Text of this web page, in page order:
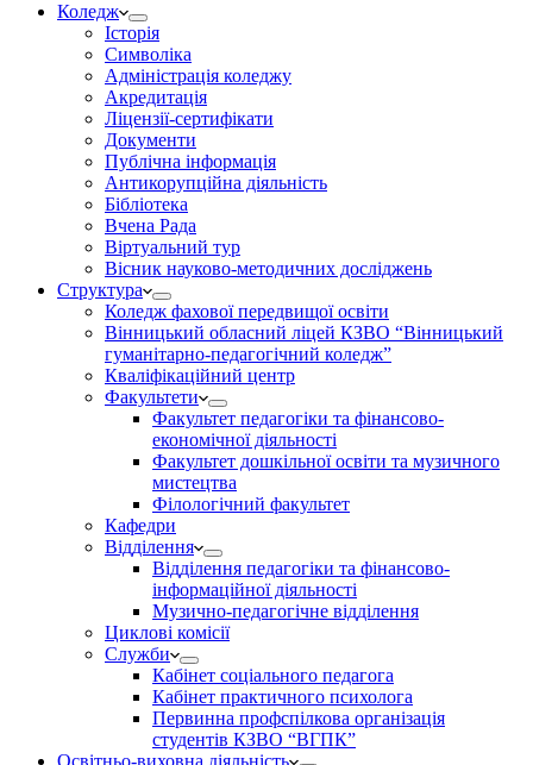
Коледж
Історія
Символіка
Адміністрація коледжу
Акредитація
Ліцензії-сертифікати
Документи
Публічна інформація
Антикорупційна діяльність
Бібліотека
Вчена Рада
Віртуальний тур
Вісник науково-методичних досліджень
Структура
Коледж фахової передвищої освіти
Вінницький обласний ліцей КЗВО “Вінницький
гуманітарно-педагогічний коледж”
Кваліфікаційний центр
Факультети
Факультет педагогіки та фінансово-
економічної діяльності
Факультет дошкільної освіти та музичного
мистецтва
Філологічний факультет
Кафедри
Відділення
Відділення педагогіки та фінансово-
інформаційної діяльності
Музично-педагогічне відділення
Циклові комісії
Служби
Кабінет соціального педагога
Кабінет практичного психолога
Первинна профспілкова організація
студентів КЗВО “ВГПК”
Освітньо-виховна діяльність